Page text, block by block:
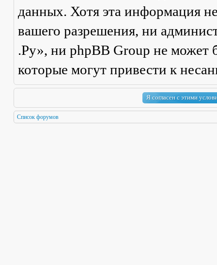
данных. Хотя эта информация
вашего разрешения, ни
.Ру», ни phpBB Group не может
которые могут привести к
Список форумов